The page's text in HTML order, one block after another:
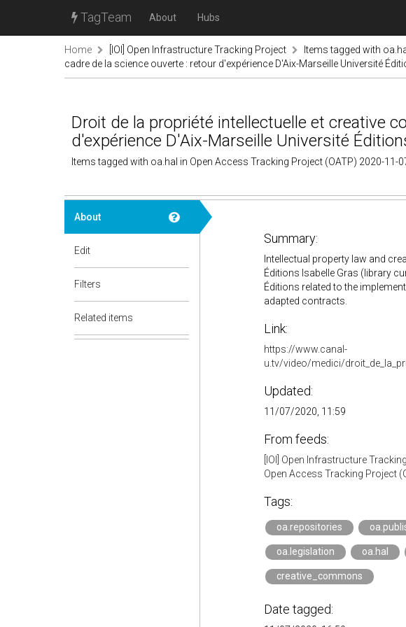
TagTeam About Hubs
Home [IOI] Open Infrastructure Tracking Project Items tagged with
cadre de la science ouverte : retour d'expérience D'Aix-Marseille Université
Droit de la propriété intellectuelle et creative
d'expérience D'Aix-Marseille Université
Items tagged with oa.hal in Open Access Tracking Project (OATP) 2020-11-
About
Edit
Filters
Related items
Summary:
Intellectual property law and
Éditions Isabelle Gras (library
Éditions related to the
adapted contracts.
Link:
https://www.canal-
u.tv/video/medici/
Updated:
11/07/2020, 11:59
From feeds:
[IOI] Open Infrastructure
Open Access Tracking Project
Tags:
oa.repositories
oa.legislation oa.hal
creative_commons
Date tagged: